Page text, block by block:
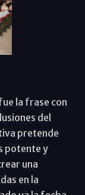
la frase con
del
pretende
potente y
una
en la